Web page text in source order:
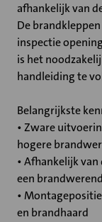
afhankelijk van
De
inspectie
is het
handleiding te
Belangrijkste
• Zware
hogere
• Afhankelijk
een
•
en brandhaard